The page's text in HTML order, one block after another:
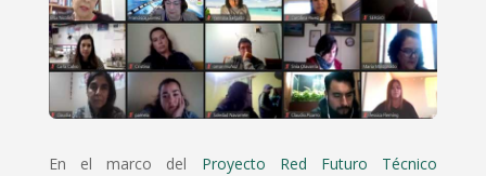
En el marco del Proyecto Red Futuro Técnico